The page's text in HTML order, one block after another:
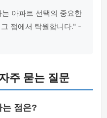
아파트 선택의 중요한
점에서 탁월합니다." -
주 묻는 질문
는 점은?